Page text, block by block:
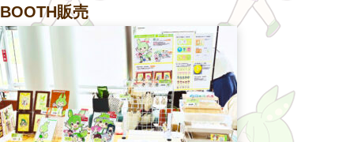
BOOTH販売